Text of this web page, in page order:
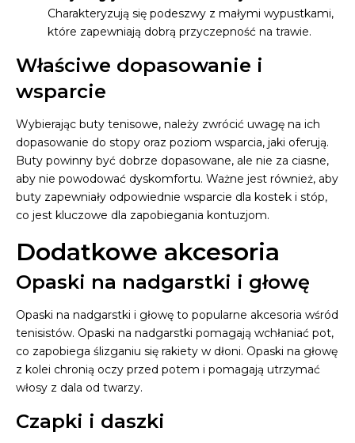
Charakteryzują się podeszwy z małymi wypustkami,
które zapewniają dobrą przyczepność na trawie.
Właściwe dopasowanie i
wsparcie
Wybierając buty tenisowe, należy zwrócić uwagę na ich
dopasowanie do stopy oraz poziom wsparcia, jaki oferują.
Buty powinny być dobrze dopasowane, ale nie za ciasne,
aby nie powodować dyskomfortu. Ważne jest również, aby
buty zapewniały odpowiednie wsparcie dla kostek i stóp,
co jest kluczowe dla zapobiegania kontuzjom.
Dodatkowe akcesoria
Opaski na nadgarstki i głowę
Opaski na nadgarstki i głowę to popularne akcesoria wśród
tenisistów. Opaski na nadgarstki pomagają wchłaniać pot,
co zapobiega ślizganiu się rakiety w dłoni. Opaski na głowę
z kolei chronią oczy przed potem i pomagają utrzymać
włosy z dala od twarzy.
Czapki i daszki